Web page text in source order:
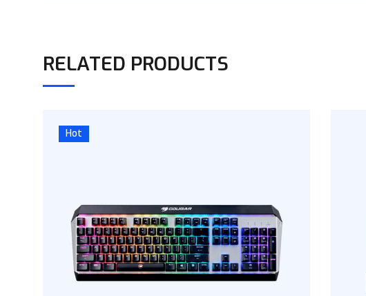
RELATED PRODUCTS
Hot